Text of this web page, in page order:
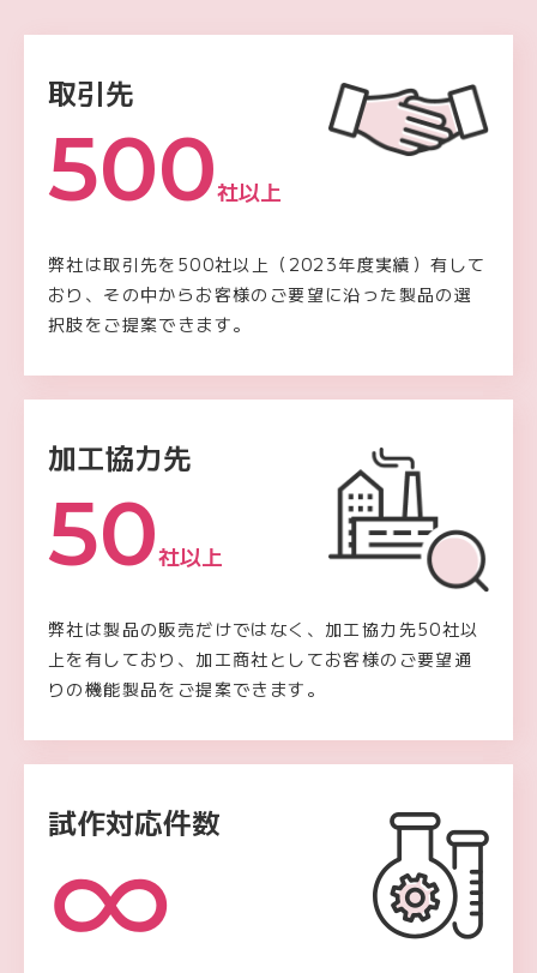
取引先
500社以上
弊社は取引先を500社以上（2023年度実績）有して
おり、その中からお客様のご要望に沿った製品の選
択肢をご提案できます。
加工協力先
50社以上
弊社は製品の販売だけではなく、加工協力先50社以
上を有しており、加工商社としてお客様のご要望通
りの機能製品をご提案できます。
試作対応件数